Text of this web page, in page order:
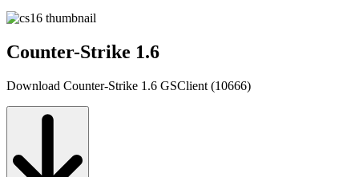
Counter-Strike 1.6
Download Counter-Strike 1.6 GSClient (10666)